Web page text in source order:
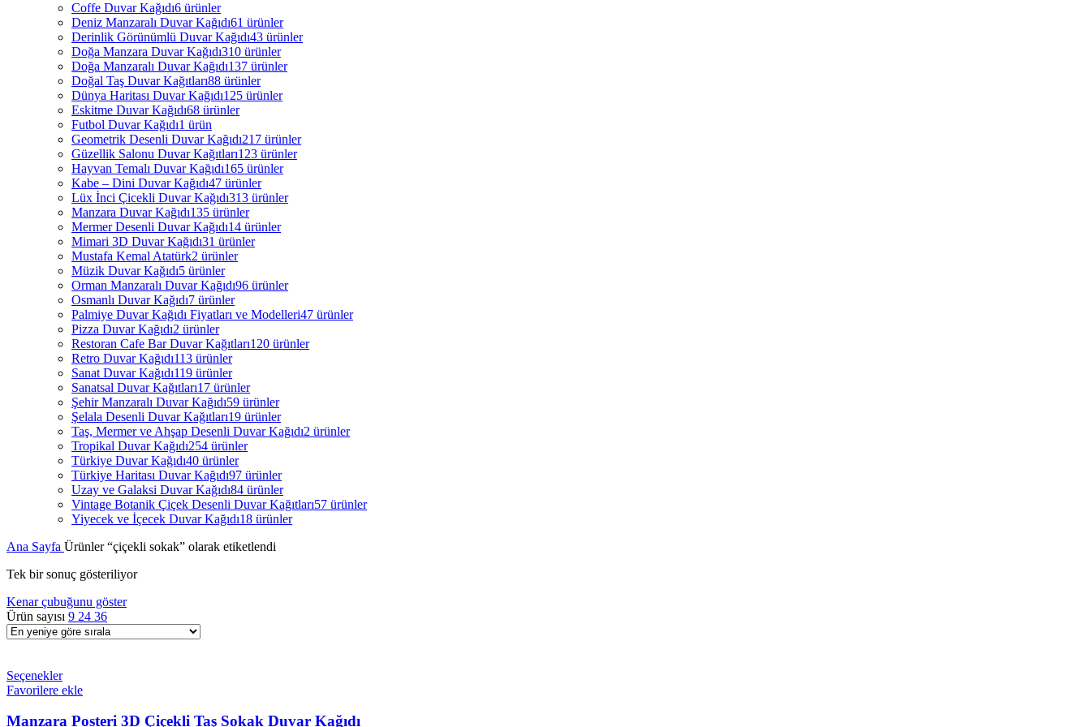
Coffe Duvar Kağıdı6 ürünler
Deniz Manzaralı Duvar Kağıdı61 ürünler
Derinlik Görünümlü Duvar Kağıdı43 ürünler
Doğa Manzara Duvar Kağıdı310 ürünler
Doğa Manzaralı Duvar Kağıdı137 ürünler
Doğal Taş Duvar Kağıtları88 ürünler
Dünya Haritası Duvar Kağıdı125 ürünler
Eskitme Duvar Kağıdı68 ürünler
Futbol Duvar Kağıdı1 ürün
Geometrik Desenli Duvar Kağıdı217 ürünler
Güzellik Salonu Duvar Kağıtları123 ürünler
Hayvan Temalı Duvar Kağıdı165 ürünler
Kabe – Dini Duvar Kağıdı47 ürünler
Lüx İnci Çicekli Duvar Kağıdı313 ürünler
Manzara Duvar Kağıdı135 ürünler
Mermer Desenli Duvar Kağıdı14 ürünler
Mimari 3D Duvar Kağıdı31 ürünler
Mustafa Kemal Atatürk2 ürünler
Müzik Duvar Kağıdı5 ürünler
Orman Manzaralı Duvar Kağıdı96 ürünler
Osmanlı Duvar Kağıdı7 ürünler
Palmiye Duvar Kağıdı Fiyatları ve Modelleri47 ürünler
Pizza Duvar Kağıdı2 ürünler
Restoran Cafe Bar Duvar Kağıtları120 ürünler
Retro Duvar Kağıdı113 ürünler
Sanat Duvar Kağıdı119 ürünler
Sanatsal Duvar Kağıtları17 ürünler
Şehir Manzaralı Duvar Kağıdı59 ürünler
Şelala Desenli Duvar Kağıtları19 ürünler
Taş, Mermer ve Ahşap Desenli Duvar Kağıdı2 ürünler
Tropikal Duvar Kağıdı254 ürünler
Türkiye Duvar Kağıdı40 ürünler
Türkiye Haritası Duvar Kağıdı97 ürünler
Uzay ve Galaksi Duvar Kağıdı84 ürünler
Vintage Botanik Çiçek Desenli Duvar Kağıtları57 ürünler
Yiyecek ve İçecek Duvar Kağıdı18 ürünler
Ana Sayfa Ürünler “çiçekli sokak” olarak etiketlendi
Tek bir sonuç gösteriliyor
Kenar çubuğunu göster
Ürün sayısı 9 24 36
Seçenekler
Favorilere ekle
Manzara Posteri 3D Çiçekli Taş Sokak Duvar Kağıdı